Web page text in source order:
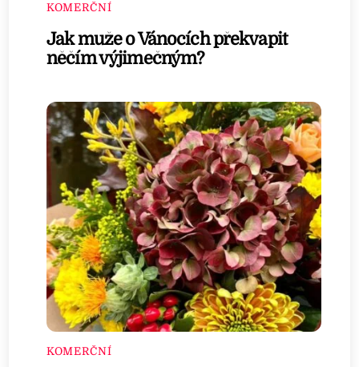
KOMERČNÍ
Jak muže o Vánocích překvapit
něčím výjimečným?
KOMERČNÍ